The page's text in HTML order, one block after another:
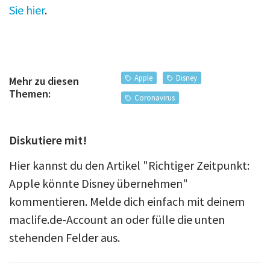
Sie hier.
Mehr zu diesen
Themen:
Apple
Disney
Coronavirus
Diskutiere mit!
Hier kannst du den Artikel "Richtiger Zeitpunkt:
Apple könnte Disney übernehmen"
kommentieren. Melde dich einfach mit deinem
maclife.de-Account an oder fülle die unten
stehenden Felder aus.